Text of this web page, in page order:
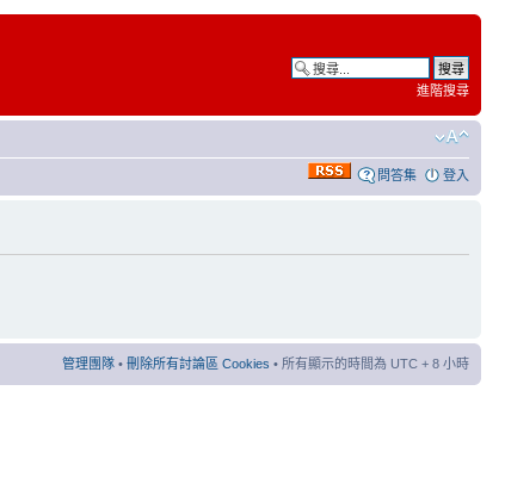
進階搜尋
問答集 登入
管理團隊 • 刪除所有討論區 Cookies • 所有顯示的時間為 UTC + 8 小時